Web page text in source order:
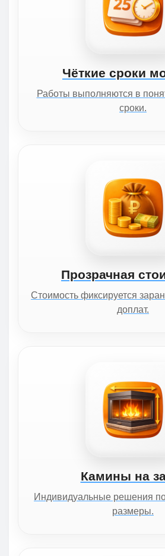
Чёткие сроки
Работы выполняются в
сроки.
Прозрачная
Стоимость фиксируется
доплат.
Камины на
Индивидуальные решения
размеры.